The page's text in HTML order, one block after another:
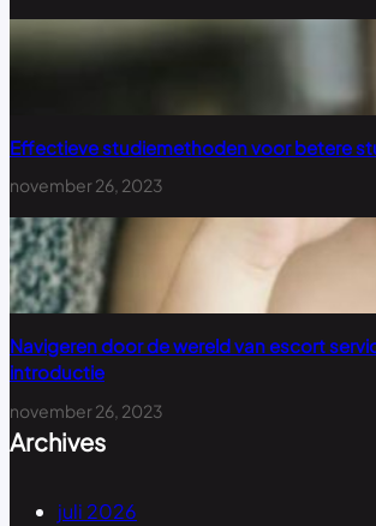
Effectieve studiemethoden voor betere
november 26, 2023
Navigeren door de wereld van escort
introductie
november 26, 2023
Archives
juli 2026